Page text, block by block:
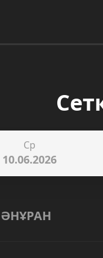
Ср
10.06.2026
ӘНҰРАН